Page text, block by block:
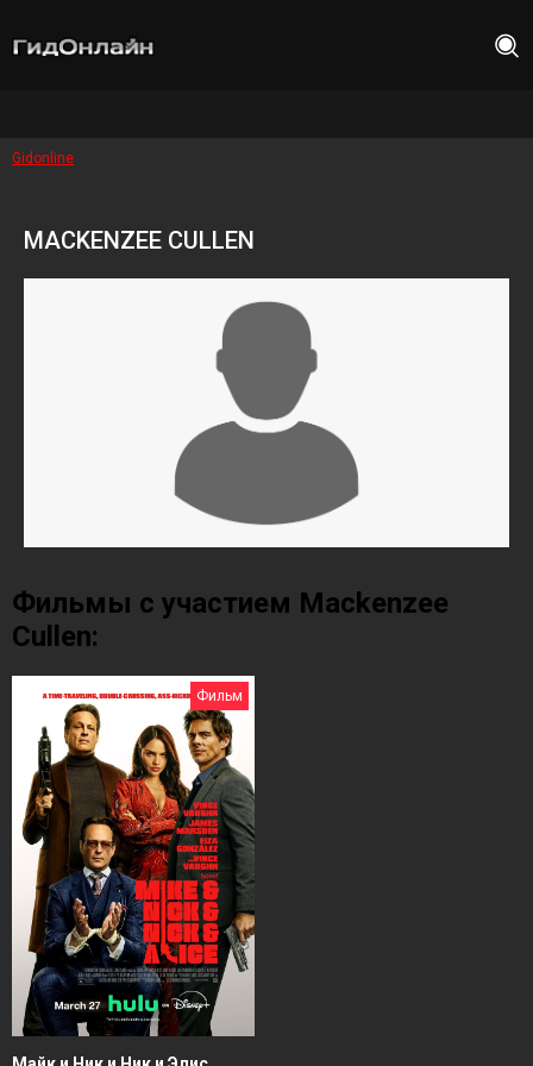
Gidonline
MACKENZEE CULLEN
Фильмы с участием Mackenzee
Cullen:
Фильм